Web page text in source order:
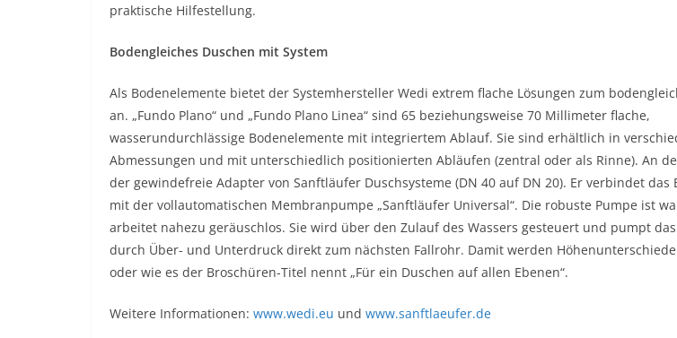
praktische Hilfestellung.
Bodengleiches Duschen mit System
Als Bodenelemente bietet der Systemhersteller Wedi extrem flache Lösungen zum
an. „Fundo Plano“ und „Fundo Plano Linea“ sind 65 beziehungsweise 70 Millimeter flache,
wasserundurchlässige Bodenelemente mit integriertem Ablauf. Sie sind erhältlich in
Abmessungen und mit unterschiedlich positionierten Abläufen (zentral oder als Rinne). An
der gewindefreie Adapter von Sanftläufer Duschsysteme (DN 40 auf DN 20). Er verbindet das
mit der vollautomatischen Membranpumpe „Sanftläufer Universal“. Die robuste Pumpe ist
arbeitet nahezu geräuschlos. Sie wird über den Zulauf des Wassers gesteuert und pumpt
durch Über- und Unterdruck direkt zum nächsten Fallrohr. Damit werden
oder wie es der Broschüren-Titel nennt „Für ein Duschen auf allen Ebenen“.
Weitere Informationen: www.wedi.eu und www.sanftlaeufer.de